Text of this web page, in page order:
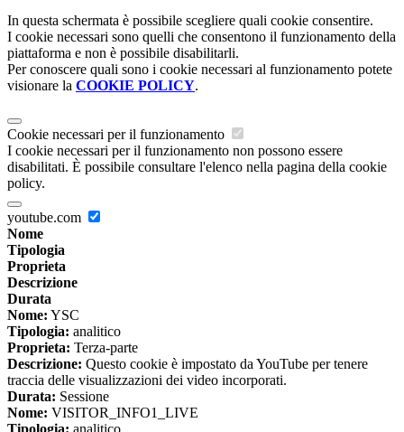
In questa schermata è possibile scegliere quali cookie consentire.
I cookie necessari sono quelli che consentono il funzionamento della
piattaforma e non è possibile disabilitarli.
Per conoscere quali sono i cookie necessari al funzionamento potete
visionare la COOKIE POLICY.
Cookie necessari per il funzionamento
I cookie necessari per il funzionamento non possono essere
disabilitati. È possibile consultare l'elenco nella pagina della cookie
policy.
youtube.com
Nome
Tipologia
Proprieta
Descrizione
Durata
Nome: YSC
Tipologia: analitico
Proprieta: Terza-parte
Descrizione: Questo cookie è impostato da YouTube per tenere
traccia delle visualizzazioni dei video incorporati.
Durata: Sessione
Nome: VISITOR_INFO1_LIVE